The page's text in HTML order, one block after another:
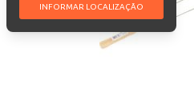
INFORMAR LOCALIZAÇÃO